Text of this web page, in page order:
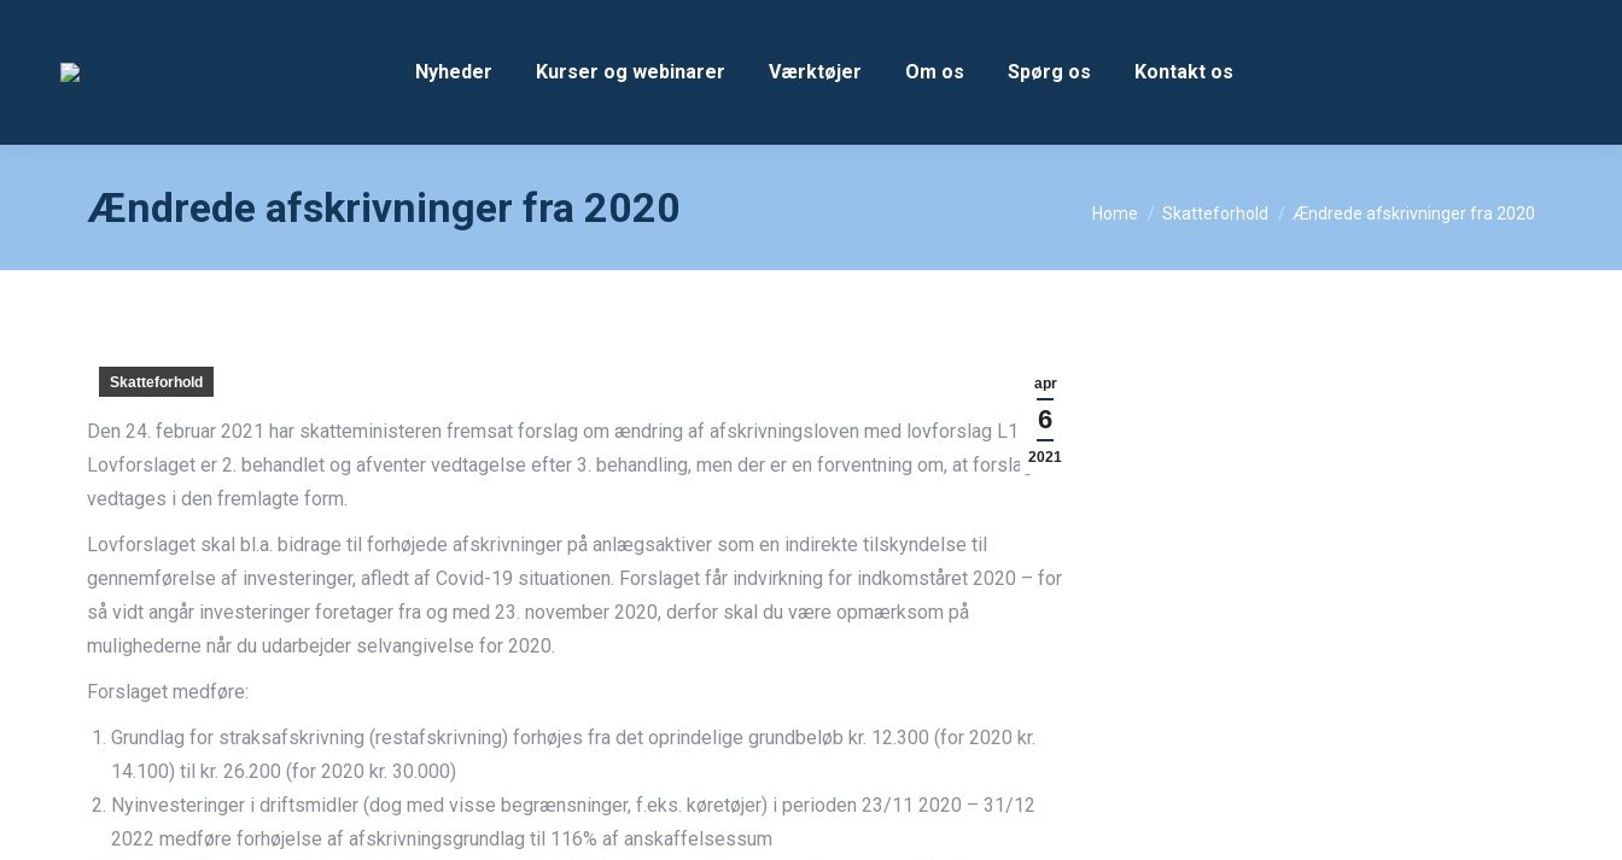
Nyheder Kurser og webinarer Værktøjer Om os Spørg os Kontakt os
Ændrede afskrivninger fra 2020 You are here:
Home Skatteforhold Ændrede afskrivninger fra 2020
apr
6
2021
Skatteforhold
Den 24. februar 2021 har skatteministeren fremsat forslag om ændring af afskrivningsloven med lovforslag L178.
Lovforslaget er 2. behandlet og afventer vedtagelse efter 3. behandling, men der er en forventning om, at forslaget
vedtages i den fremlagte form.
Lovforslaget skal bl.a. bidrage til forhøjede afskrivninger på anlægsaktiver som en indirekte tilskyndelse til
gennemførelse af investeringer, afledt af Covid-19 situationen. Forslaget får indvirkning for indkomståret 2020 – for
så vidt angår investeringer foretager fra og med 23. november 2020, derfor skal du være opmærksom på
mulighederne når du udarbejder selvangivelse for 2020.
Forslaget medføre:
Grundlag for straksafskrivning (restafskrivning) forhøjes fra det oprindelige grundbeløb kr. 12.300 (for 2020 kr.
14.100) til kr. 26.200 (for 2020 kr. 30.000)
Nyinvesteringer i driftsmidler (dog med visse begrænsninger, f.eks. køretøjer) i perioden 23/11 2020 – 31/12
2022 medføre forhøjelse af afskrivningsgrundlag til 116% af anskaffelsessum